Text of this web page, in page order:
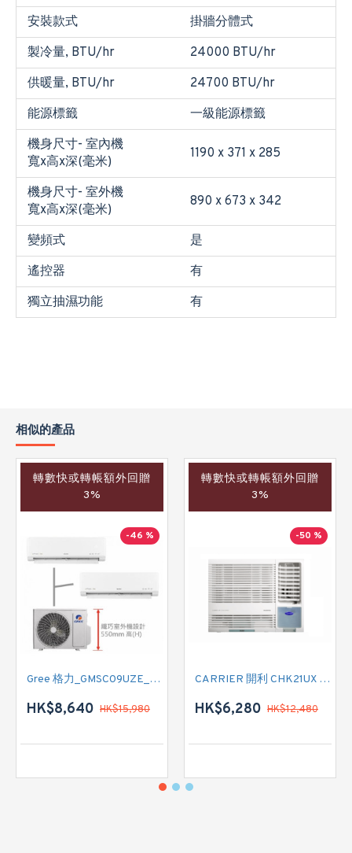
安裝款式
掛牆分體式
製冷量, BTU/hr
24000 BTU/hr
供暖量, BTU/hr
24700 BTU/hr
能源標籤
一級能源標籤
機身尺寸- 室內機
寬x高x深(毫米)
1190 x 371 x 285
機身尺寸- 室外機
寬x高x深(毫米)
890 x 673 x 342
變頻式
是
遙控器
有
獨立抽濕功能
有
相似的產品
轉數快或轉帳額外回贈
3%
-46 %
Gree 格力_GMSC09UZE_GMSC12UZE_GMSC18UZC_R32 掛牆變頻式1拖2分體冷氣機 (淨冷型)
HK$8,640 HK$15,980
轉數快或轉帳額外回贈
3%
-50 %
CARRIER 開利 CHK21UX 二匹半 變頻淨冷窗口式冷氣機 (附遙控)
HK$6,280 HK$12,480